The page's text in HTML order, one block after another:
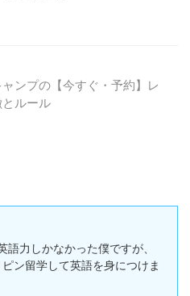
ンプの【今すぐ・予約】レ
ルール
語力しかなかった僕ですが、
ン留学して英語を身につけま